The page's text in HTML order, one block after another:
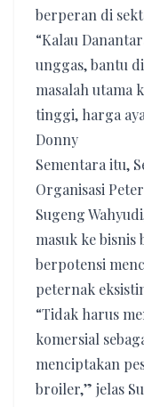
berperan di
“Kalau
unggas, bantu
masalah utama
tinggi, harga
Donny
Sementara itu,
Organisasi
Sugeng
masuk ke bisnis
berpotensi
peternak
“Tidak harus
komersial
menciptakan
broiler,” jelas